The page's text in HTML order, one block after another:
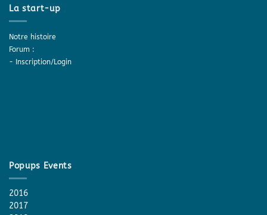
La start-up
Notre histoire
Forum :
- Inscription/Login
Popups Events
2016
2017